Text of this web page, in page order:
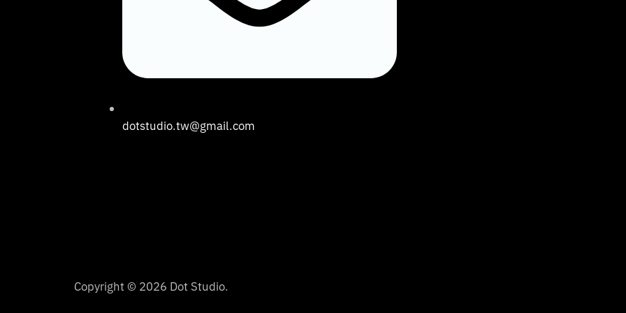
dotstudio.tw@gmail.com
Copyright © 2026 Dot Studio.